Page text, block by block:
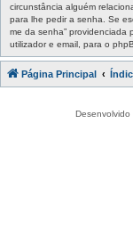
circunstância alguém
para lhe pedir a senha. Se
me da senha” providenciada
utilizador e email, para o
Página Principal
Desenvolvido